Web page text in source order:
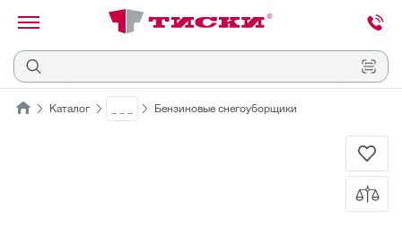
Отмена
Каталог Бензиновые снегоуборщики